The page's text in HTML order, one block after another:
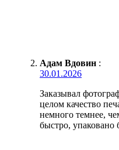
Адам Вдовин :
30.01.2026
Заказывал
целом качество
немного темнее,
быстро, упаковано